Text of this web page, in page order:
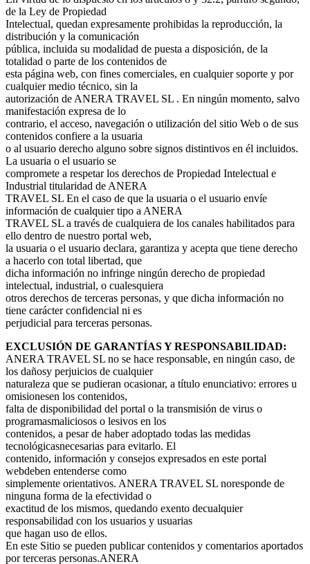
de la Ley de Propiedad
Intelectual, quedan expresamente prohibidas la reproducción, la
distribución y la comunicación
pública, incluida su modalidad de puesta a disposición, de la
totalidad o parte de los contenidos de
esta página web, con fines comerciales, en cualquier soporte y por
cualquier medio técnico, sin la
autorización de ANERA TRAVEL SL . En ningún momento, salvo
manifestación expresa de lo
contrario, el acceso, navegación o utilización del sitio Web o de sus
contenidos confiere a la usuaria
o al usuario derecho alguno sobre signos distintivos en él incluidos.
La usuaria o el usuario se
compromete a respetar los derechos de Propiedad Intelectual e
Industrial titularidad de ANERA
TRAVEL SL En el caso de que la usuaria o el usuario envíe
información de cualquier tipo a ANERA
TRAVEL SL a través de cualquiera de los canales habilitados para
ello dentro de nuestro portal web,
la usuaria o el usuario declara, garantiza y acepta que tiene derecho
a hacerlo con total libertad, que
dicha información no infringe ningún derecho de propiedad
intelectual, industrial, o cualesquiera
otros derechos de terceras personas, y que dicha información no
tiene carácter confidencial ni es
perjudicial para terceras personas.
EXCLUSIÓN DE GARANTÍAS Y RESPONSABILIDAD:
ANERA TRAVEL SL no se hace responsable, en ningún caso, de
los dañosy perjuicios de cualquier
naturaleza que se pudieran ocasionar, a título enunciativo: errores u
omisionesen los contenidos,
falta de disponibilidad del portal o la transmisión de virus o
programasmaliciosos o lesivos en los
contenidos, a pesar de haber adoptado todas las medidas
tecnológicasnecesarias para evitarlo. El
contenido, información y consejos expresados en este portal
webdeben entenderse como
simplemente orientativos. ANERA TRAVEL SL noresponde de
ninguna forma de la efectividad o
exactitud de los mismos, quedando exento decualquier
responsabilidad con los usuarios y usuarias
que hagan uso de ellos.
En este Sitio se pueden publicar contenidos y comentarios aportados
por terceras personas.ANERA